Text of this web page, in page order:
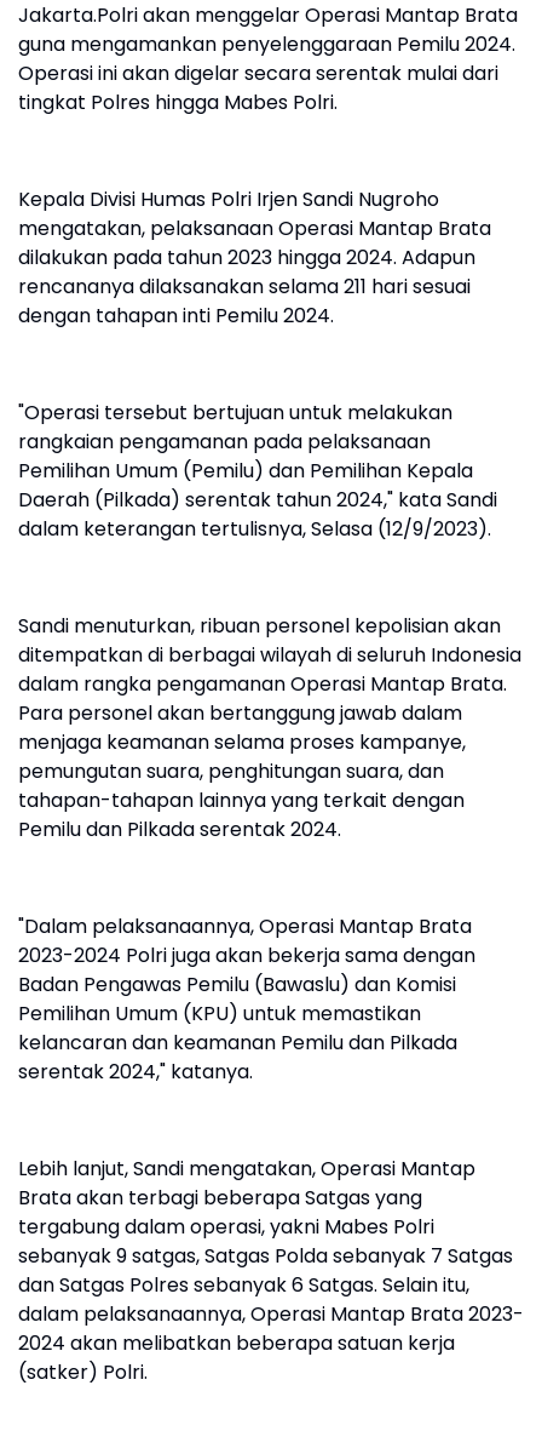
Jakarta.Polri akan menggelar Operasi Mantap Brata
guna mengamankan penyelenggaraan Pemilu 2024.
Operasi ini akan digelar secara serentak mulai dari
tingkat Polres hingga Mabes Polri.
Kepala Divisi Humas Polri Irjen Sandi Nugroho
mengatakan, pelaksanaan Operasi Mantap Brata
dilakukan pada tahun 2023 hingga 2024. Adapun
rencananya dilaksanakan selama 211 hari sesuai
dengan tahapan inti Pemilu 2024.
"Operasi tersebut bertujuan untuk melakukan
rangkaian pengamanan pada pelaksanaan
Pemilihan Umum (Pemilu) dan Pemilihan Kepala
Daerah (Pilkada) serentak tahun 2024," kata Sandi
dalam keterangan tertulisnya, Selasa (12/9/2023).
Sandi menuturkan, ribuan personel kepolisian akan
ditempatkan di berbagai wilayah di seluruh Indonesia
dalam rangka pengamanan Operasi Mantap Brata.
Para personel akan bertanggung jawab dalam
menjaga keamanan selama proses kampanye,
pemungutan suara, penghitungan suara, dan
tahapan-tahapan lainnya yang terkait dengan
Pemilu dan Pilkada serentak 2024.
"Dalam pelaksanaannya, Operasi Mantap Brata
2023-2024 Polri juga akan bekerja sama dengan
Badan Pengawas Pemilu (Bawaslu) dan Komisi
Pemilihan Umum (KPU) untuk memastikan
kelancaran dan keamanan Pemilu dan Pilkada
serentak 2024," katanya.
Lebih lanjut, Sandi mengatakan, Operasi Mantap
Brata akan terbagi beberapa Satgas yang
tergabung dalam operasi, yakni Mabes Polri
sebanyak 9 satgas, Satgas Polda sebanyak 7 Satgas
dan Satgas Polres sebanyak 6 Satgas. Selain itu,
dalam pelaksanaannya, Operasi Mantap Brata 2023-
2024 akan melibatkan beberapa satuan kerja
(satker) Polri.